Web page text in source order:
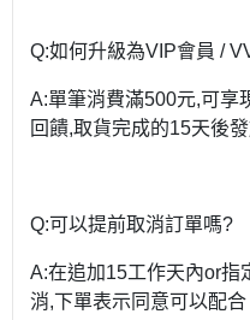
Q:如何升級為VIP會員 /
A:單筆消費滿500元,可享
回饋,取貨完成的15天後
Q:可以提前取消訂單嗎?
A:在追加15工作天內or指
消,下單表示同意可以配合